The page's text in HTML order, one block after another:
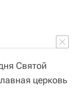
Святой
церковь